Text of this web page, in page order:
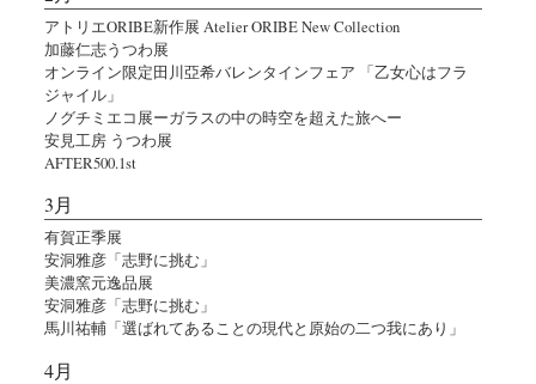
アトリエORIBE新作展 Atelier ORIBE New Collection
加藤仁志うつわ展
オンライン限定田川亞希バレンタインフェア 「乙女心はフラ
ジャイル」
ノグチミエコ展ーガラスの中の時空を超えた旅へー
安見工房 うつわ展
AFTER500.1st
3月
有賀正季展
安洞雅彦「志野に挑む」
美濃窯元逸品展
安洞雅彦「志野に挑む」
馬川祐輔「選ばれてあることの現代と原始の二つ我にあり」
4月